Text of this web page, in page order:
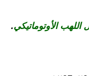
الأوتوماتيكي.